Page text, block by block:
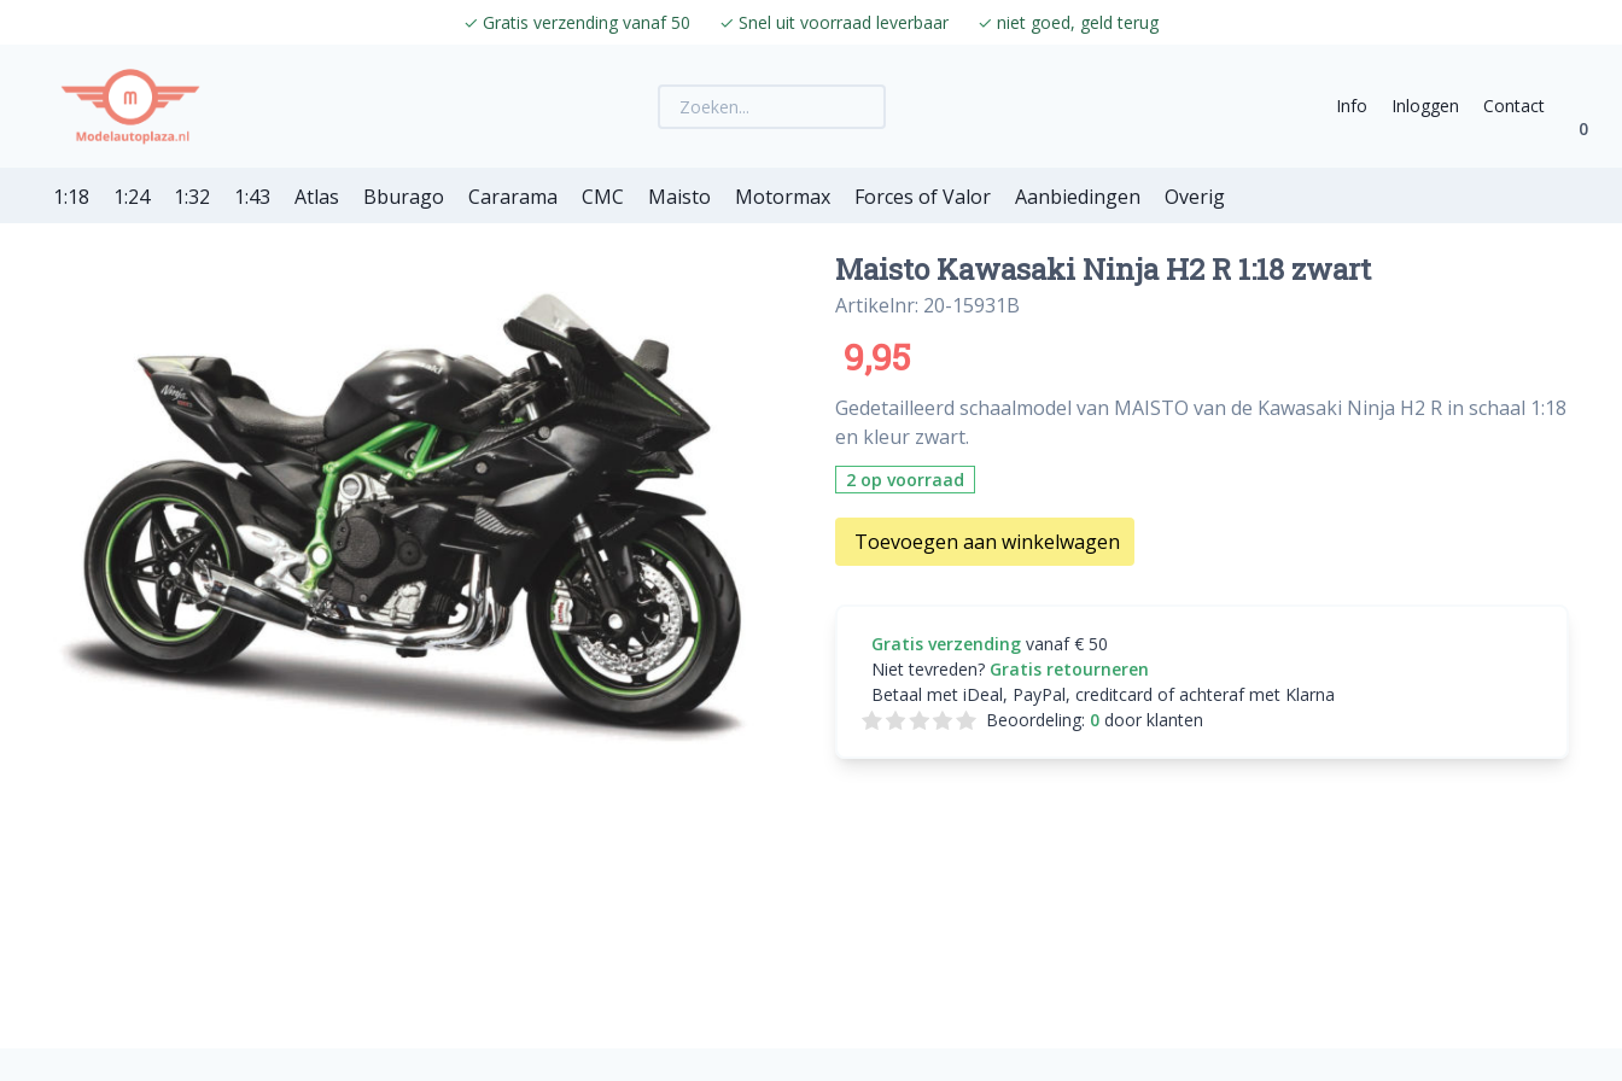
✓ Gratis verzending vanaf 50 ✓ Snel uit voorraad leverbaar ✓ niet goed, geld terug
Info Inloggen
Contact
0
1:18 1:24 1:32 1:43 Atlas Bburago Cararama CMC Maisto Motormax Forces of Valor Aanbiedingen Overig
Maisto Kawasaki Ninja H2 R 1:18 zwart
Artikelnr: 20-15931B
9,95
Gedetailleerd schaalmodel van MAISTO van de Kawasaki Ninja H2 R in schaal 1:18
en kleur zwart.
2 op voorraad
Toevoegen aan winkelwagen
Gratis verzending vanaf € 50
Niet tevreden? Gratis retourneren
Betaal met iDeal, PayPal, creditcard of achteraf met Klarna
Beoordeling: 0door klanten